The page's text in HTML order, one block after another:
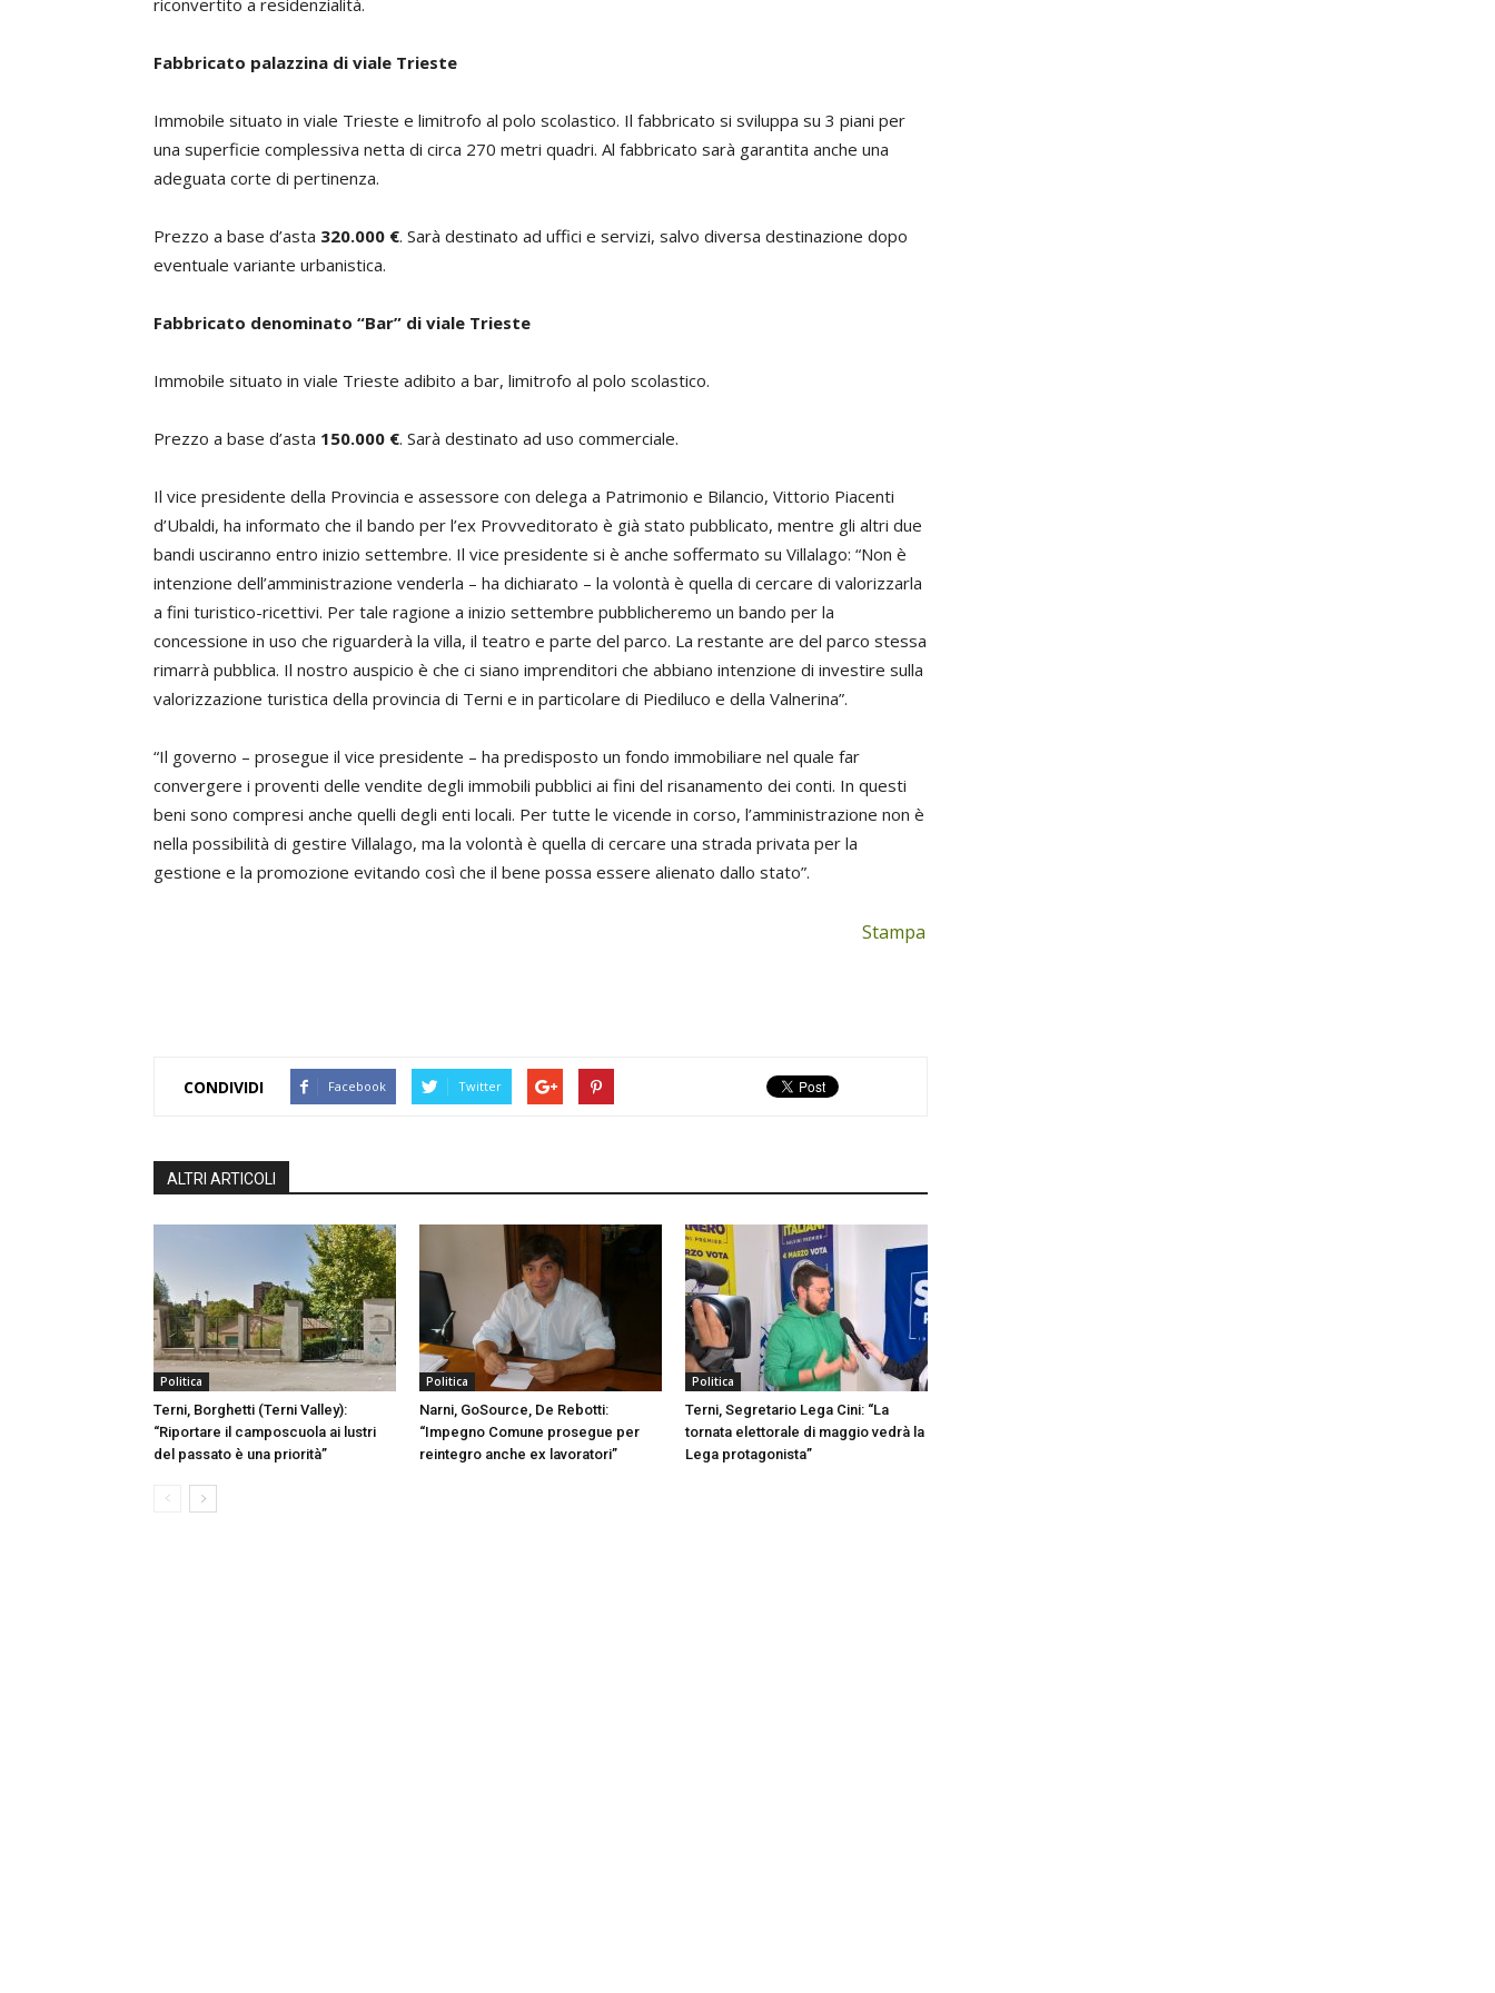
riconvertito a residenzialità.
Fabbricato palazzina di viale Trieste
Immobile situato in viale Trieste e limitrofo al polo scolastico. Il fabbricato si sviluppa su 3 piani per
una superficie complessiva netta di circa 270 metri quadri. Al fabbricato sarà garantita anche una
adeguata corte di pertinenza.
Prezzo a base d’asta 320.000 €. Sarà destinato ad uffici e servizi, salvo diversa destinazione dopo
eventuale variante urbanistica.
Fabbricato denominato “Bar” di viale Trieste
Immobile situato in viale Trieste adibito a bar, limitrofo al polo scolastico.
Prezzo a base d’asta 150.000 €. Sarà destinato ad uso commerciale.
Il vice presidente della Provincia e assessore con delega a Patrimonio e Bilancio, Vittorio Piacenti
d’Ubaldi, ha informato che il bando per l’ex Provveditorato è già stato pubblicato, mentre gli altri due
bandi usciranno entro inizio settembre. Il vice presidente si è anche soffermato su Villalago: “Non è
intenzione dell’amministrazione venderla – ha dichiarato – la volontà è quella di cercare di valorizzarla
a fini turistico-ricettivi. Per tale ragione a inizio settembre pubblicheremo un bando per la
concessione in uso che riguarderà la villa, il teatro e parte del parco. La restante are del parco stessa
rimarrà pubblica. Il nostro auspicio è che ci siano imprenditori che abbiano intenzione di investire sulla
valorizzazione turistica della provincia di Terni e in particolare di Piediluco e della Valnerina”.
“Il governo – prosegue il vice presidente – ha predisposto un fondo immobiliare nel quale far
convergere i proventi delle vendite degli immobili pubblici ai fini del risanamento dei conti. In questi
beni sono compresi anche quelli degli enti locali. Per tutte le vicende in corso, l’amministrazione non è
nella possibilità di gestire Villalago, ma la volontà è quella di cercare una strada privata per la
gestione e la promozione evitando così che il bene possa essere alienato dallo stato”.
Stampa
CONDIVIDI Facebook Twitter
ALTRI ARTICOLI
Politica
Terni, Borghetti (Terni Valley):
“Riportare il camposcuola ai lustri
del passato è una priorità”
Politica
Narni, GoSource, De Rebotti:
“Impegno Comune prosegue per
reintegro anche ex lavoratori”
Politica
Terni, Segretario Lega Cini: “La
tornata elettorale di maggio vedrà la
Lega protagonista”